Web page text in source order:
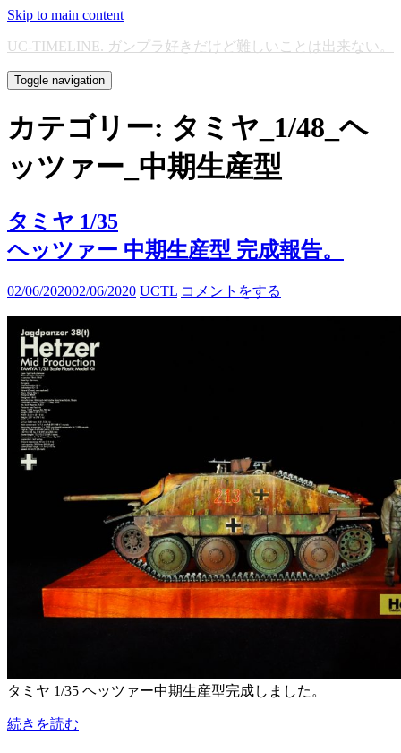
Skip to main content
UC-TIMELINE. ガンプラ好きだけど難しいことは出来ない。
Toggle navigation
カテゴリー: タミヤ_1/48_ヘ
ッツァー_中期生産型
タミヤ 1/35
ヘッツァー 中期生産型 完成報告。
02/06/202002/06/2020 UCTL コメントをする
タミヤ 1/35 ヘッツァー中期生産型完成しました。
続きを読む